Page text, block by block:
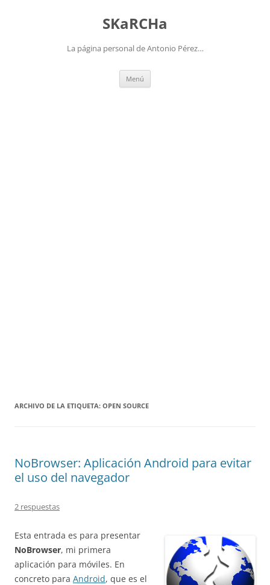
SKaRCHa
La página personal de Antonio Pérez…
Menú
ARCHIVO DE LA ETIQUETA: OPEN SOURCE
NoBrowser: Aplicación Android para evitar
el uso del navegador
2 respuestas
Esta entrada es para presentar
NoBrowser, mi primera
aplicación para móviles. En
concreto para Android, que es el